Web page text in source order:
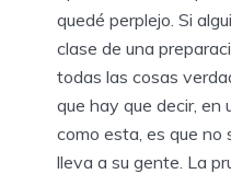
quedé perplejo. Si
clase de una
todas las cosas
que hay que decir, en
como esta, es que no
lleva a su gente. La